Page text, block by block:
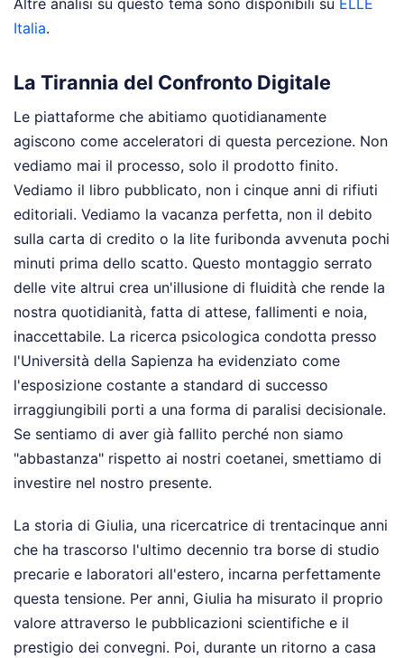
Altre analisi su questo tema sono disponibili su ELLE
Italia.
La Tirannia del Confronto Digitale
Le piattaforme che abitiamo quotidianamente
agiscono come acceleratori di questa percezione. Non
vediamo mai il processo, solo il prodotto finito.
Vediamo il libro pubblicato, non i cinque anni di rifiuti
editoriali. Vediamo la vacanza perfetta, non il debito
sulla carta di credito o la lite furibonda avvenuta pochi
minuti prima dello scatto. Questo montaggio serrato
delle vite altrui crea un'illusione di fluidità che rende la
nostra quotidianità, fatta di attese, fallimenti e noia,
inaccettabile. La ricerca psicologica condotta presso
l'Università della Sapienza ha evidenziato come
l'esposizione costante a standard di successo
irraggiungibili porti a una forma di paralisi decisionale.
Se sentiamo di aver già fallito perché non siamo
"abbastanza" rispetto ai nostri coetanei, smettiamo di
investire nel nostro presente.
La storia di Giulia, una ricercatrice di trentacinque anni
che ha trascorso l'ultimo decennio tra borse di studio
precarie e laboratori all'estero, incarna perfettamente
questa tensione. Per anni, Giulia ha misurato il proprio
valore attraverso le pubblicazioni scientifiche e il
prestigio dei convegni. Poi, durante un ritorno a casa